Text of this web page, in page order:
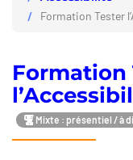
Formation Tester
Formation
Mixte : présentiel / à